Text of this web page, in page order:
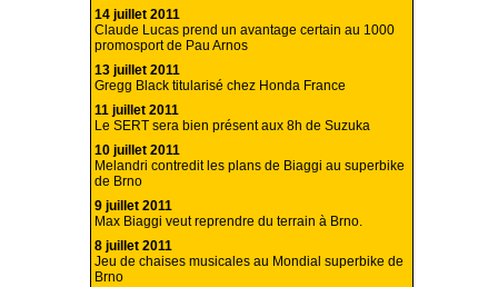
14 juillet 2011
Claude Lucas prend un avantage certain au 1000
promosport de Pau Arnos
13 juillet 2011
Gregg Black titularisé chez Honda France
11 juillet 2011
Le SERT sera bien présent aux 8h de Suzuka
10 juillet 2011
Melandri contredit les plans de Biaggi au superbike
de Brno
9 juillet 2011
Max Biaggi veut reprendre du terrain à Brno.
8 juillet 2011
Jeu de chaises musicales au Mondial superbike de
Brno